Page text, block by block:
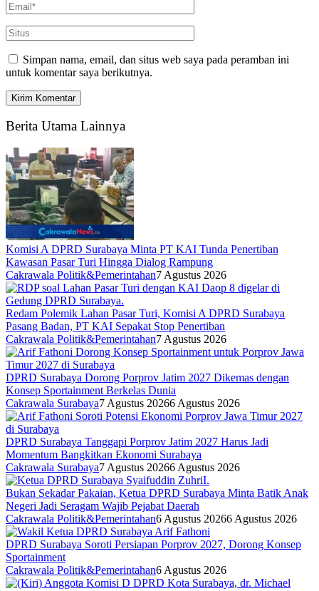
Simpan nama, email, dan situs web saya pada peramban ini
untuk komentar saya berikutnya.
Berita Utama Lainnya
Komisi A DPRD Surabaya Minta PT KAI Tunda Penertiban
Kawasan Pasar Turi Hingga Dialog Rampung
Cakrawala Politik&Pemerintahan7 Agustus 2026
Redam Polemik Lahan Pasar Turi, Komisi A DPRD Surabaya
Pasang Badan, PT KAI Sepakat Stop Penertiban
Cakrawala Politik&Pemerintahan7 Agustus 2026
DPRD Surabaya Dorong Porprov Jatim 2027 Dikemas dengan
Konsep Sportainment Berkelas Dunia
Cakrawala Surabaya7 Agustus 20266 Agustus 2026
DPRD Surabaya Tanggapi Porprov Jatim 2027 Harus Jadi
Momentum Bangkitkan Ekonomi Surabaya
Cakrawala Surabaya7 Agustus 20266 Agustus 2026
Bukan Sekadar Pakaian, Ketua DPRD Surabaya Minta Batik Anak
Negeri Jadi Seragam Wajib Pejabat Daerah
Cakrawala Politik&Pemerintahan6 Agustus 20266 Agustus 2026
DPRD Surabaya Soroti Persiapan Porprov 2027, Dorong Konsep
Sportainment
Cakrawala Politik&Pemerintahan6 Agustus 2026